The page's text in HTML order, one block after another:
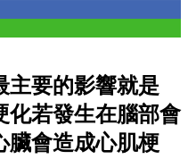
主要的影響就是
化若發生在腦部會
臟會造成心肌梗